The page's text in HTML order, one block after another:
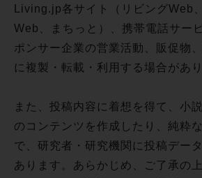
Living.jp各サイト（リビングWeb
Web、まちっと）、携帯電話サー
ポンサー企業の営業活動、販促物
に複製・転載・利用する場合があり
また、投稿内容に着想を得て、小
のコンテンツを作成したり、純粋
で、研究者・研究機関に投稿デー
あります。あらかじめ、ご了承の